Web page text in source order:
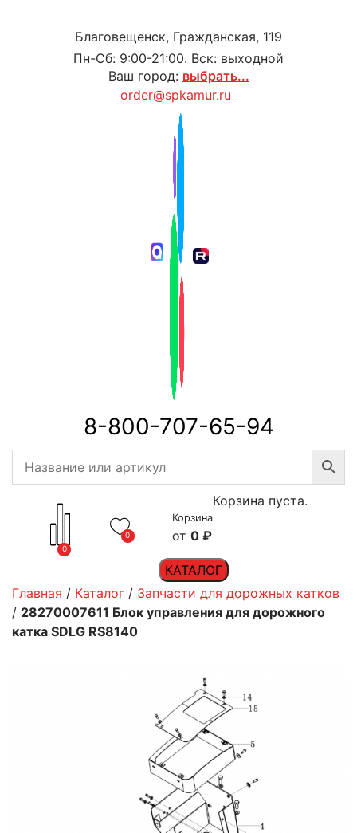
Благовещенск, Гражданская, 119
Пн-Сб: 9:00-21:00. Вск: выходной
Ваш город: выбрать...
order@spkamur.ru
8-800-707-65-94
0
0
Корзина
0 ₽
Корзина пуста.
КАТАЛОГ
Главная / Каталог / Запчасти для дорожных катков
/ 28270007611 Блок управления для дорожного
катка SDLG RS8140